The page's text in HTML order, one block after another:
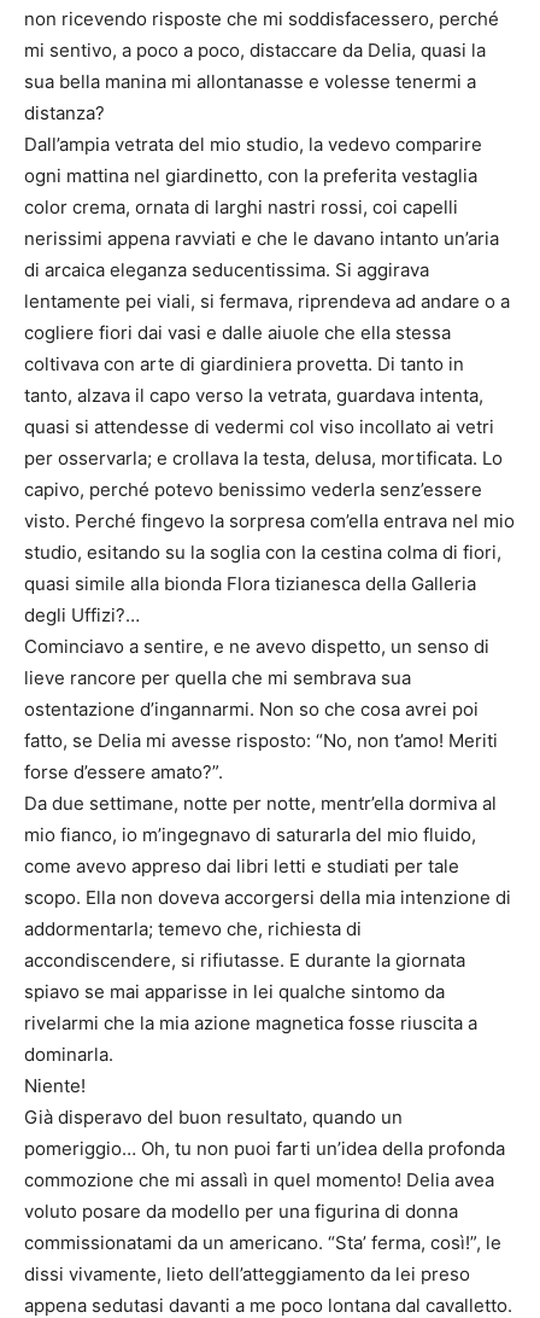
non ricevendo risposte che mi soddisfacessero, perché
mi sentivo, a poco a poco, distaccare da Delia, quasi la
sua bella manina mi allontanasse e volesse tenermi a
distanza?
Dall’ampia vetrata del mio studio, la vedevo comparire
ogni mattina nel giardinetto, con la preferita vestaglia
color crema, ornata di larghi nastri rossi, coi capelli
nerissimi appena ravviati e che le davano intanto un’aria
di arcaica eleganza seducentissima. Si aggirava
lentamente pei viali, si fermava, riprendeva ad andare o a
cogliere fiori dai vasi e dalle aiuole che ella stessa
coltivava con arte di giardiniera provetta. Di tanto in
tanto, alzava il capo verso la vetrata, guardava intenta,
quasi si attendesse di vedermi col viso incollato ai vetri
per osservarla; e crollava la testa, delusa, mortificata. Lo
capivo, perché potevo benissimo vederla senz’essere
visto. Perché fingevo la sorpresa com’ella entrava nel mio
studio, esitando su la soglia con la cestina colma di fiori,
quasi simile alla bionda Flora tizianesca della Galleria
degli Uffizi?…
Cominciavo a sentire, e ne avevo dispetto, un senso di
lieve rancore per quella che mi sembrava sua
ostentazione d’ingannarmi. Non so che cosa avrei poi
fatto, se Delia mi avesse risposto: “No, non t’amo! Meriti
forse d’essere amato?”.
Da due settimane, notte per notte, mentr’ella dormiva al
mio fianco, io m’ingegnavo di saturarla del mio fluido,
come avevo appreso dai libri letti e studiati per tale
scopo. Ella non doveva accorgersi della mia intenzione di
addormentarla; temevo che, richiesta di
accondiscendere, si rifiutasse. E durante la giornata
spiavo se mai apparisse in lei qualche sintomo da
rivelarmi che la mia azione magnetica fosse riuscita a
dominarla.
Niente!
Già disperavo del buon resultato, quando un
pomeriggio… Oh, tu non puoi farti un’idea della profonda
commozione che mi assalì in quel momento! Delia avea
voluto posare da modello per una figurina di donna
commissionatami da un americano. “Sta’ ferma, così!”, le
dissi vivamente, lieto dell’atteggiamento da lei preso
appena sedutasi davanti a me poco lontana dal cavalletto.